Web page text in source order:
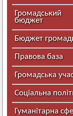
Громадський
бюджет
Бюджет
Правова база
Громадська
Соціальна
Гуманітарна